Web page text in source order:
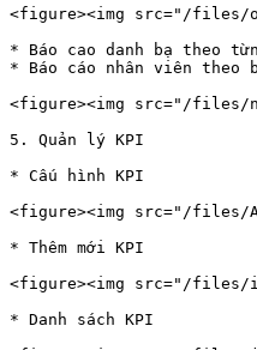
<figure><img src="/files/
* Báo cao danh bạ theo
* Báo cáo nhân viên theo
<figure><img src="/files/
5. Quản lý KPI
* Cấu hình KPI
<figure><img src="/files/
* Thêm mới KPI
<figure><img src="/files/
* Danh sách KPI